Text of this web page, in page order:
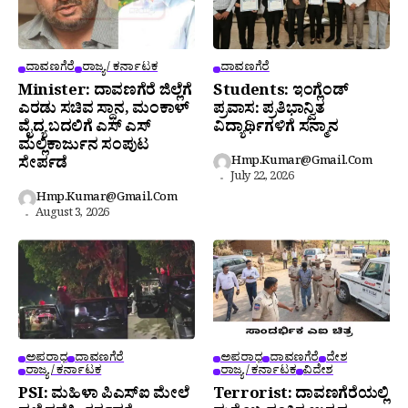
ದಾವಣಗೆರೆ ರಾಜ್ಯ / ಕರ್ನಾಟಕ
Minister: ದಾವಣಗೆರೆ ಜಿಲ್ಲೆಗೆ
ಎರಡು ಸಚಿವ ಸ್ಥಾನ, ಮಂಕಾಳ್
ವೈದ್ಯ ಬದಲಿಗೆ ಎಸ್ ಎಸ್
ಮಲ್ಲಿಕಾರ್ಜುನ ಸಂಪುಟ
ಸೇರ್ಪಡೆ
Hmp.kumar@gmail.com
August 3, 2026
ದಾವಣಗೆರೆ
Students: ಇಂಗ್ಲೆಂಡ್
ಪ್ರವಾಸ: ಪ್ರತಿಭಾನ್ವಿತ
ವಿದ್ಯಾರ್ಥಿಗಳಿಗೆ ಸನ್ಮಾನ
Hmp.kumar@gmail.com
July 22, 2026
ಅಪರಾಧ ದಾವಣಗೆರೆ
ರಾಜ್ಯ / ಕರ್ನಾಟಕ
PSI: ಮಹಿಳಾ ಪಿಎಸ್‌ಐ ಮೇಲೆ
ಅಪರಾಧ ದಾವಣಗೆರೆ ದೇಶ
ರಾಜ್ಯ / ಕರ್ನಾಟಕ ವಿದೇಶ
Terrorist: ದಾವಣಗೆರೆಯಲ್ಲಿ